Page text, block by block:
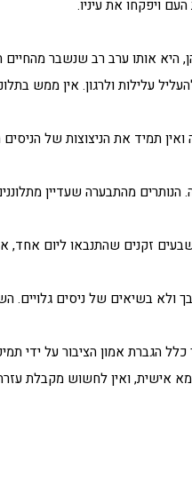
ויפקחו את עיניו.
אותו ערב רב שנשבר מהחיים
עלילות ולרגון. אין ממש
תמיד את הניצוצות של
מהתבערה שעדיין
זקנים שהתנבאו ליום אחד,
ולא בשיאים של ניסים גלויים.
הגברת אמון הציבור על ידי
אישית, ואין לחשוש מקבלת